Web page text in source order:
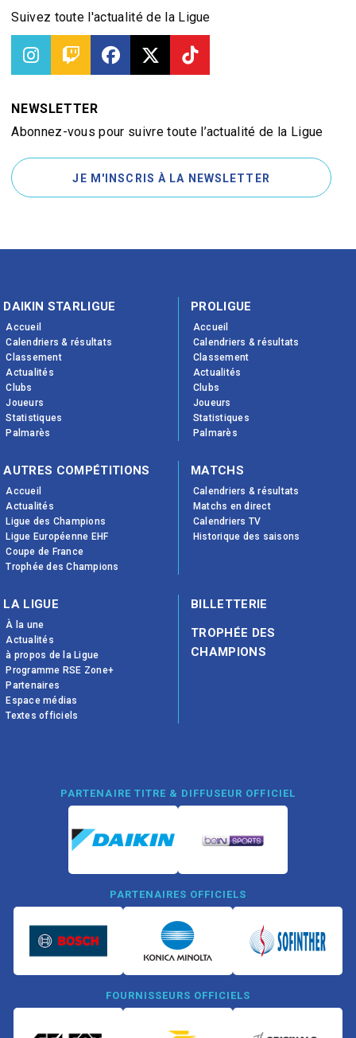
Suivez toute l'actualité de la Ligue
NEWSLETTER
Abonnez-vous pour suivre toute l’actualité de la Ligue
JE M'INSCRIS À LA NEWSLETTER
DAIKIN STARLIGUE
Accueil
Calendriers & résultats
Classement
Actualités
Clubs
Joueurs
Statistiques
Palmarès
PROLIGUE
Accueil
Calendriers & résultats
Classement
Actualités
Clubs
Joueurs
Statistiques
Palmarès
AUTRES COMPÉTITIONS
Accueil
Actualités
Ligue des Champions
Ligue Européenne EHF
Coupe de France
Trophée des Champions
MATCHS
Calendriers & résultats
Matchs en direct
Calendriers TV
Historique des saisons
LA LIGUE
À la une
Actualités
à propos de la Ligue
Programme RSE Zone+
Partenaires
Espace médias
Textes officiels
BILLETTERIE
TROPHÉE DES
CHAMPIONS
PARTENAIRE TITRE & DIFFUSEUR OFFICIEL
PARTENAIRES OFFICIELS
FOURNISSEURS OFFICIELS